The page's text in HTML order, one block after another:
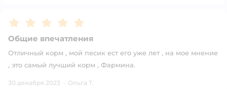
Рейтинг:5
Общие впечатления
Отличный корм , мой песик ест его уже лет , на мое мнение
, это самый лучший корм , Фармина.
30 декабря 2023 · Ольга Т.